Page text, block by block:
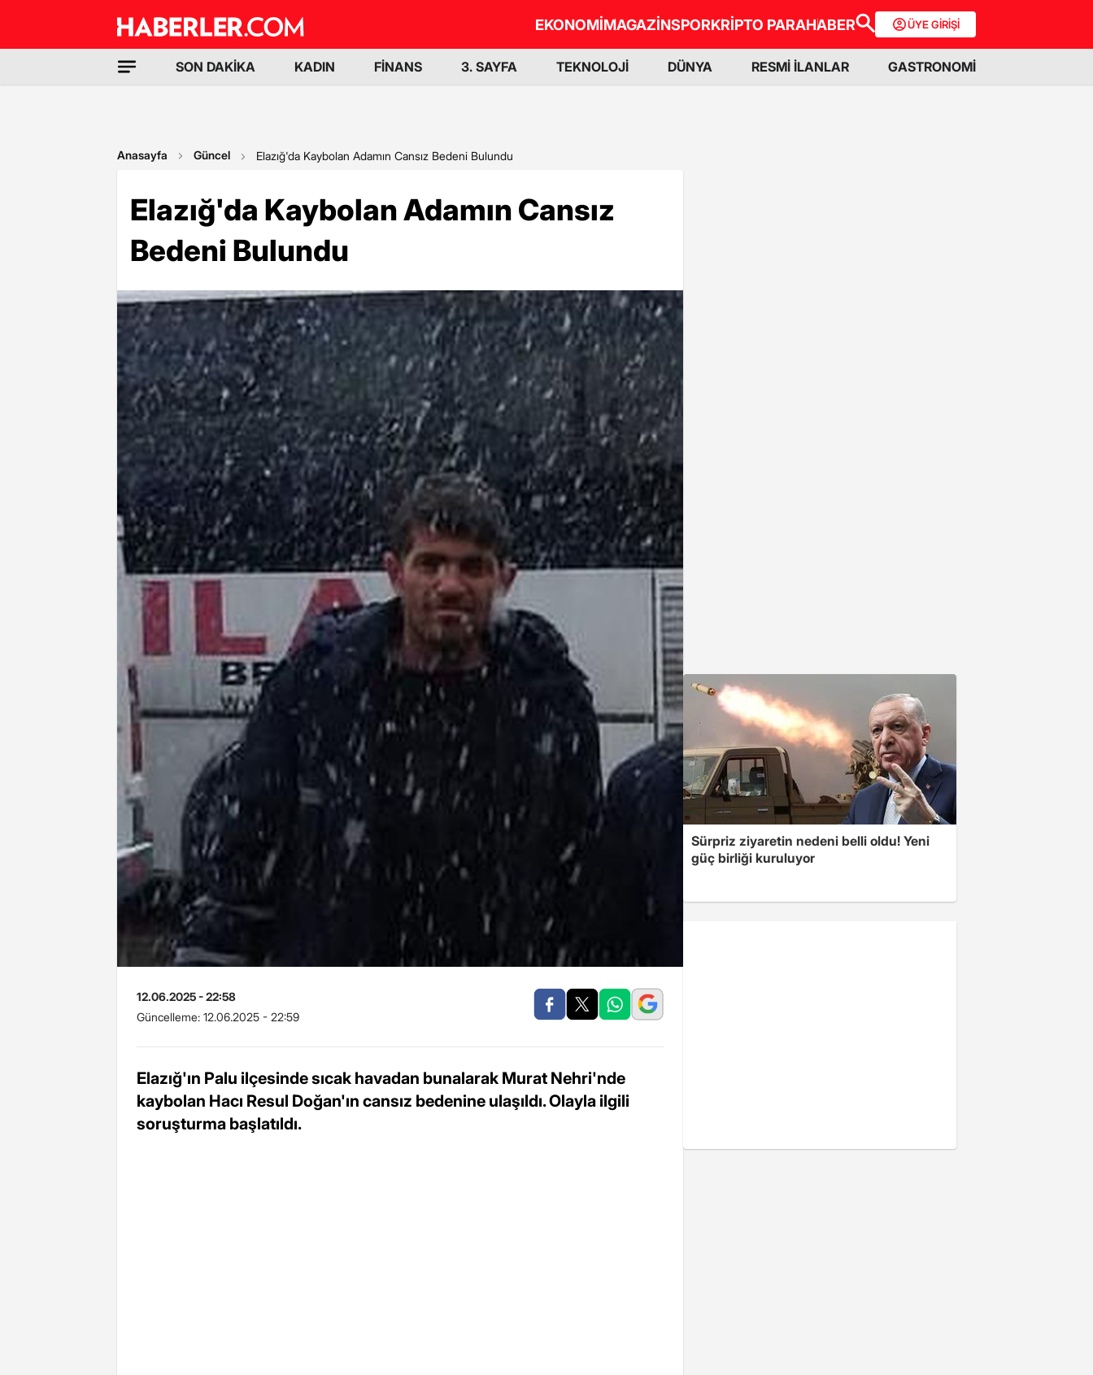
EKONOMİMAGAZİNSPORKRİPTO PARAHABER ÜYE GİRİŞİ
SON DAKİKA KADIN FİNANS 3. SAYFA TEKNOLOJİ DÜNYA RESMİ İLANLAR GASTRONOMİ
Anasayfa Güncel Elazığ'da Kaybolan Adamın Cansız Bedeni Bulundu
Elazığ'da Kaybolan Adamın Cansız
Bedeni Bulundu
12.06.2025 - 22:58
Güncelleme: 12.06.2025 - 22:59
Elazığ'ın Palu ilçesinde sıcak havadan bunalarak Murat Nehri'nde
kaybolan Hacı Resul Doğan'ın cansız bedenine ulaşıldı. Olayla ilgili
soruşturma başlatıldı.
Sürpriz ziyaretin nedeni belli oldu! Yeni
güç birliği kuruluyor